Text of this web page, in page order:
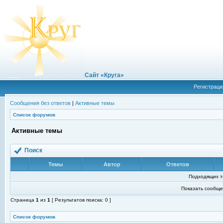
Сайт «Круга»
Сообщения без ответов | Активные темы
Список форумов
Активные темы
Поиск
Темы Автор Ответов
Подходящих
Показать
Страница 1 из 1 [ Результатов поиска: 0 ]
Список форумов